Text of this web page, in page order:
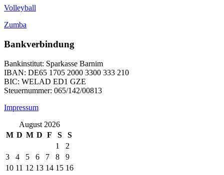
Volleyball
Zumba
Bankverbindung
Bankinstitut: Sparkasse Barnim
IBAN: DE65 1705 2000 3300 333 210
BIC: WELAD ED1 GZE
Steuernummer: 065/142/00813
Impressum
August 2026
M D M D F S
S
1
2
3
4 5 6 7 8
9
10 11 12 13 14 15 16